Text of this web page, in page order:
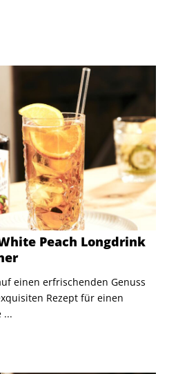
Peach Longdrink
einen erfrischenden Genuss
Rezept für einen
...